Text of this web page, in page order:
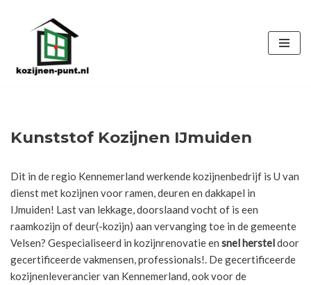
de
Kunststof Kozijnen IJmuiden
Dit in de regio Kennemerland werkende kozijnenbedrijf is U van
dienst met kozijnen voor ramen, deuren en dakkapel in
IJmuiden! Last van lekkage, doorslaand vocht of is een
raamkozijn of deur(-kozijn) aan vervanging toe in de gemeente
Velsen? Gespecialiseerd in kozijnrenovatie en snel hersteldoor
gecertificeerde vakmensen, professionals!. De gecertificeerde
kozijnenleverancier van Kennemerland, ook voor de